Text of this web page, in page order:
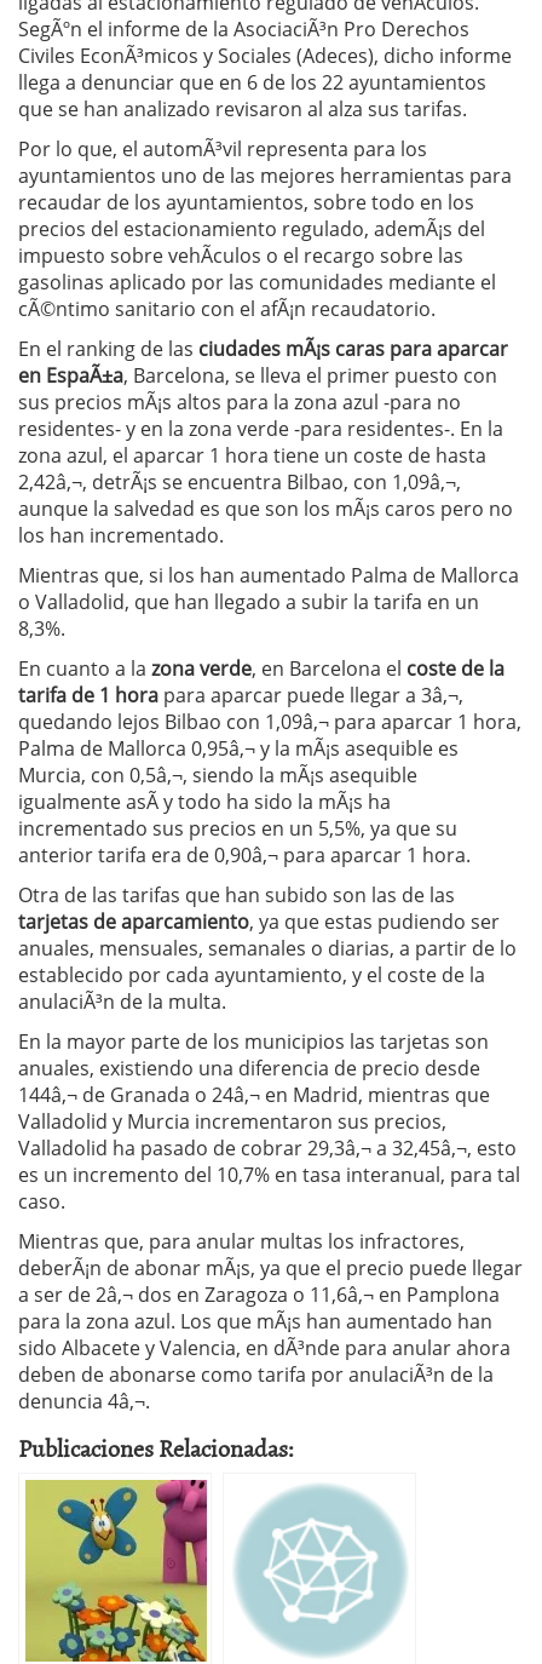
SegÃºn el informe de la AsociaciÃ³n Pro Derechos
Civiles EconÃ³micos y Sociales (Adeces), dicho informe
llega a denunciar que en 6 de los 22 ayuntamientos
que se han analizado revisaron al alza sus tarifas.
Por lo que, el automÃ³vil representa para los
ayuntamientos uno de las mejores herramientas para
recaudar de los ayuntamientos, sobre todo en los
precios del estacionamiento regulado, ademÃ¡s del
impuesto sobre vehÃ­culos o el recargo sobre las
gasolinas aplicado por las comunidades mediante el
cÃ©ntimo sanitario con el afÃ¡n recaudatorio.
En el ranking de las ciudades mÃ¡s caras para aparcar
en EspaÃ±a, Barcelona, se lleva el primer puesto con
sus precios mÃ¡s altos para la zona azul -para no
residentes- y en la zona verde -para residentes-. En la
zona azul, el aparcar 1 hora tiene un coste de hasta
2,42â‚¬, detrÃ¡s se encuentra Bilbao, con 1,09â‚¬,
aunque la salvedad es que son los mÃ¡s caros pero no
los han incrementado.
Mientras que, si los han aumentado Palma de Mallorca
o Valladolid, que han llegado a subir la tarifa en un
8,3%.
En cuanto a la zona verde, en Barcelona el coste de la
tarifa de 1 hora para aparcar puede llegar a 3â‚¬,
quedando lejos Bilbao con 1,09â‚¬ para aparcar 1 hora,
Palma de Mallorca 0,95â‚¬ y la mÃ¡s asequible es
Murcia, con 0,5â‚¬, siendo la mÃ¡s asequible
igualmente asÃ­ y todo ha sido la mÃ¡s ha
incrementado sus precios en un 5,5%, ya que su
anterior tarifa era de 0,90â‚¬ para aparcar 1 hora.
Otra de las tarifas que han subido son las de las
tarjetas de aparcamiento, ya que estas pudiendo ser
anuales, mensuales, semanales o diarias, a partir de lo
establecido por cada ayuntamiento, y el coste de la
anulaciÃ³n de la multa.
En la mayor parte de los municipios las tarjetas son
anuales, existiendo una diferencia de precio desde
144â‚¬ de Granada o 24â‚¬ en Madrid, mientras que
Valladolid y Murcia incrementaron sus precios,
Valladolid ha pasado de cobrar 29,3â‚¬ a 32,45â‚¬, esto
es un incremento del 10,7% en tasa interanual, para tal
caso.
Mientras que, para anular multas los infractores,
deberÃ¡n de abonar mÃ¡s, ya que el precio puede llegar
a ser de 2â‚¬ dos en Zaragoza o 11,6â‚¬ en Pamplona
para la zona azul. Los que mÃ¡s han aumentado han
sido Albacete y Valencia, en dÃ³nde para anular ahora
deben de abonarse como tarifa por anulaciÃ³n de la
denuncia 4â‚¬.
Publicaciones Relacionadas: